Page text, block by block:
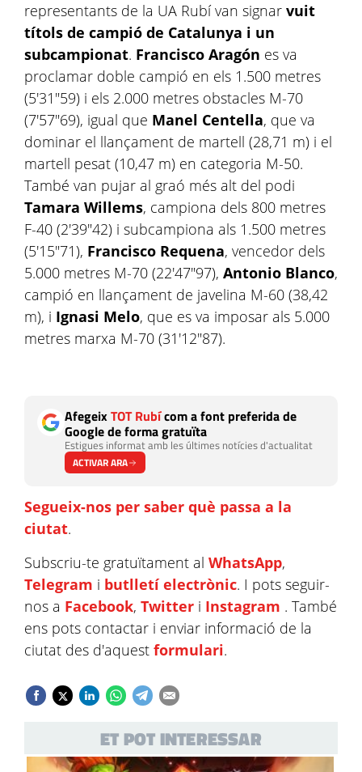
representants de la UA Rubí van signar vuit
títols de campió de Catalunya i un
subcampionat. Francisco Aragón es va
proclamar doble campió en els 1.500 metres
(5'31"59) i els 2.000 metres obstacles M-70
(7'57"69), igual que Manel Centella, que va
dominar el llançament de martell (28,71 m) i el
martell pesat (10,47 m) en categoria M-50.
També van pujar al graó més alt del podi
Tamara Willems, campiona dels 800 metres
F-40 (2'39"42) i subcampiona als 1.500 metres
(5'15"71), Francisco Requena, vencedor dels
5.000 metres M-70 (22'47"97), Antonio Blanco,
campió en llançament de javelina M-60 (38,42
m), i Ignasi Melo, que es va imposar als 5.000
metres marxa M-70 (31'12"87).
AfegeixTOT Rubícom a font preferida de
Google de forma gratuïta
Estigues informat amb les últimes notícies d'actualitat
ACTIVAR ARA
Segueix-nos per saber què passa a la
ciutat.
Subscriu-te gratuïtament al WhatsApp,
Telegram i butlletí electrònic. I pots seguir-
nos a Facebook, Twitter i Instagram . També
ens pots contactar i enviar informació de la
ciutat des d'aquest formulari.
ET POT INTERESSAR